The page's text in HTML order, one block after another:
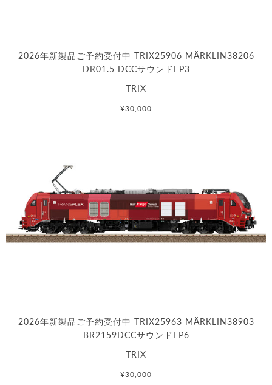
2026年新製品ご予約受付中 TRIX25906 MÄRKLIN38206
DR01.5 DCCサウンドEP3
TRIX
¥30,000
2026年新製品ご予約受付中 TRIX25963 MÄRKLIN38903
BR2159DCCサウンドEP6
TRIX
¥30,000